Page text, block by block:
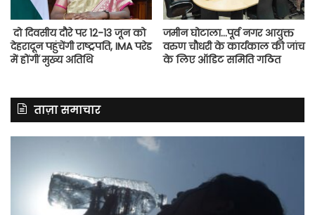
दो दिवसीय दौरे पर 12-13 जून को
देहरादून पहुंचेंगी राष्ट्रपति, IMA परेड
में होंगीं मुख्य अतिथि
जमीन घोटाला…पूर्व नगर आयुक्त
वरुण चौधरी के कार्यकाल की जांच
के लिए ऑडिट समिति गठित
ताज़ा समाचार